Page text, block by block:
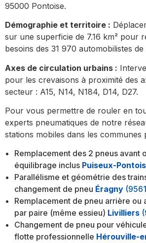
95000 Pontoise.
Démographie et territoire :
sur une superficie de 7.16 km² pour
besoins des 31 970 automobilistes de
Axes de circulation urbains :
pour les crevaisons à proximité des
secteur : A15, N14, N184, D14, D27.
Pour vous permettre de rouler en
experts pneumatiques de notre
stations mobiles dans les communes
Remplacement des 2 pneus avant
équilibrage inclus Puiseux-
Parallélisme et géométrie des
changement de pneu Éragny
Remplacement de pneu arrière ou
par paire (même essieu) Livilliers
Changement de pneu pour
flotte professionnelle Hérouville-